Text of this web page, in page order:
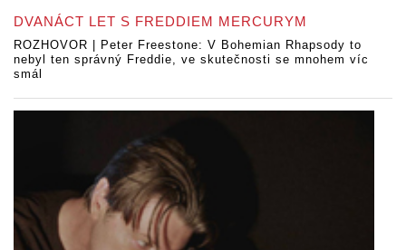
DVANÁCT LET S FREDDIEM MERCURYM
ROZHOVOR | Peter Freestone: V Bohemian Rhapsody to
nebyl ten správný Freddie, ve skutečnosti se mnohem víc
smál